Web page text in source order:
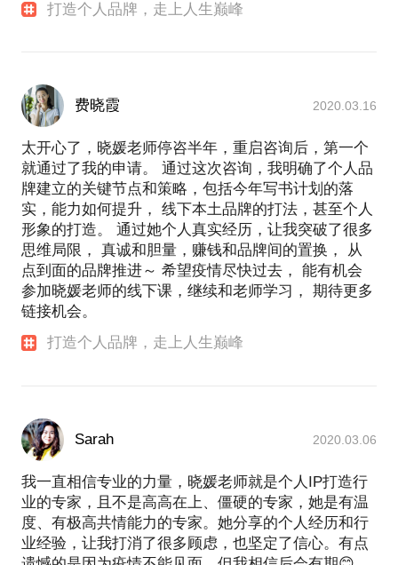
打造个人品牌，走上人生巅峰
费晓霞 2020.03.16
太开心了，晓媛老师停咨半年，重启咨询后，第一个
就通过了我的申请。 通过这次咨询，我明确了个人品
牌建立的关键节点和策略，包括今年写书计划的落
实，能力如何提升， 线下本土品牌的打法，甚至个人
形象的打造。 通过她个人真实经历，让我突破了很多
思维局限， 真诚和胆量，赚钱和品牌间的置换， 从
点到面的品牌推进～ 希望疫情尽快过去， 能有机会
参加晓媛老师的线下课，继续和老师学习， 期待更多
链接机会。
打造个人品牌，走上人生巅峰
Sarah 2020.03.06
我一直相信专业的力量，晓媛老师就是个人IP打造行
业的专家，且不是高高在上、僵硬的专家，她是有温
度、有极高共情能力的专家。她分享的个人经历和行
业经验，让我打消了很多顾虑，也坚定了信心。有点